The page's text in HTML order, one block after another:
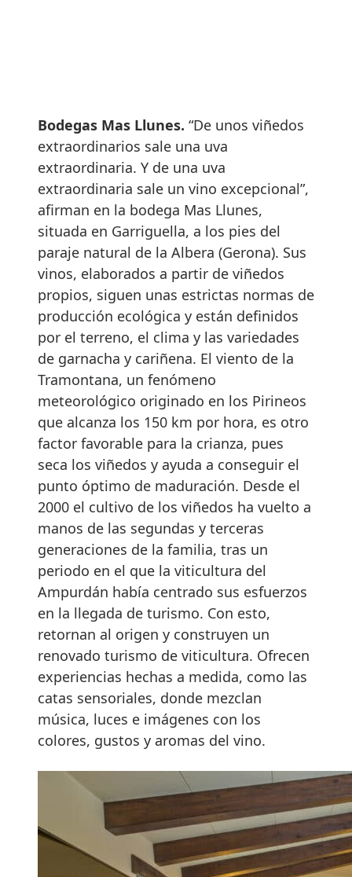
Bodegas Mas Llunes. “De unos viñedos
extraordinarios sale una uva
extraordinaria. Y de una uva
extraordinaria sale un vino excepcional”,
afirman en la bodega Mas Llunes,
situada en Garriguella, a los pies del
paraje natural de la Albera (Gerona). Sus
vinos, elaborados a partir de viñedos
propios, siguen unas estrictas normas de
producción ecológica y están definidos
por el terreno, el clima y las variedades
de garnacha y cariñena. El viento de la
Tramontana, un fenómeno
meteorológico originado en los Pirineos
que alcanza los 150 km por hora, es otro
factor favorable para la crianza, pues
seca los viñedos y ayuda a conseguir el
punto óptimo de maduración. Desde el
2000 el cultivo de los viñedos ha vuelto a
manos de las segundas y terceras
generaciones de la familia, tras un
periodo en el que la viticultura del
Ampurdán había centrado sus esfuerzos
en la llegada de turismo. Con esto,
retornan al origen y construyen un
renovado turismo de viticultura. Ofrecen
experiencias hechas a medida, como las
catas sensoriales, donde mezclan
música, luces e imágenes con los
colores, gustos y aromas del vino.